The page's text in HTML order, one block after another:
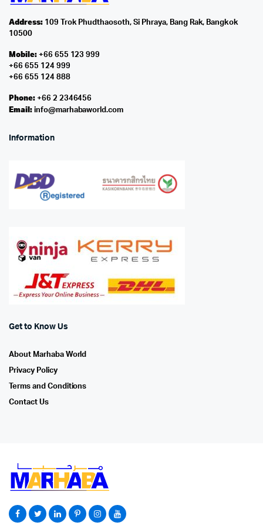
Address:109 Trok Phudthaosoth, Si Phraya, Bang Rak, Bangkok
10500
Mobile:+66 655 123 999
+66 655 124 999
+66 655 124 888
Phone:+66 2 2346456
Email: info@marhabaworld.com
Information
Get to Know Us
About Marhaba World
Privacy Policy
Terms and Conditions
Contact Us